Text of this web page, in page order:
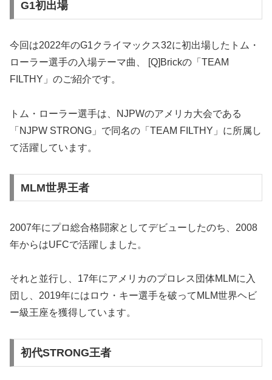
G1初出場
今回は2022年のG1クライマックス32に初出場したトム・
ローラー選手の入場テーマ曲、 [Q]Brickの「TEAM
FILTHY」のご紹介です。
トム・ローラー選手は、NJPWのアメリカ大会である
「NJPW STRONG」で同名の「TEAM FILTHY」に所属し
て活躍しています。
MLM世界王者
2007年にプロ総合格闘家としてデビューしたのち、2008
年からはUFCで活躍しました。
それと並行し、17年にアメリカのプロレス団体MLMに入
団し、2019年にはロウ・キー選手を破ってMLM世界ヘビ
ー級王座を獲得しています。
初代STRONG王者